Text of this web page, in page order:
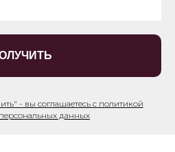
- вы соглашаетесь с политикой
данных